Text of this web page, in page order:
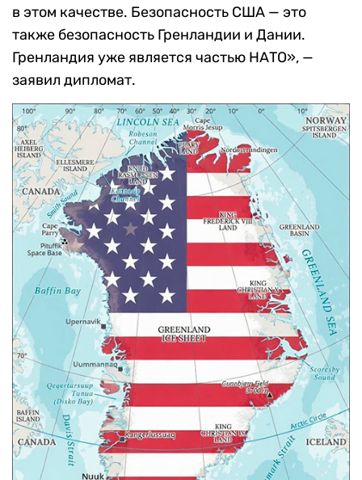
в этом качестве. Безопасность США — это
также безопасность Гренландии и Дании.
Гренландия уже является частью НАТО», —
заявил дипломат.